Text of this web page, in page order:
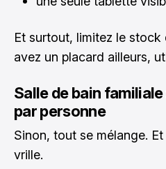
Et surtout, limitez le stock
avez un placard ailleurs,
Salle de bain
par personne
Sinon, tout se mélange.
vrille.